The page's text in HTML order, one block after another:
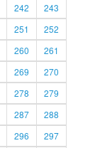
242
243
251
252
260
261
269
270
278
279
287
288
296 297